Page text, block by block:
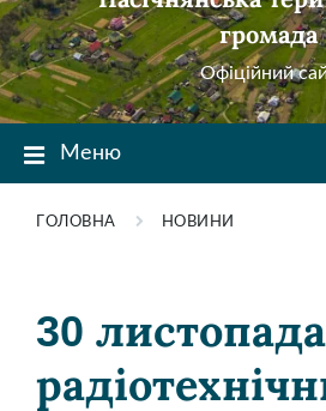
громада
Офіційний
Меню
ГОЛОВНА НОВИНИ
30